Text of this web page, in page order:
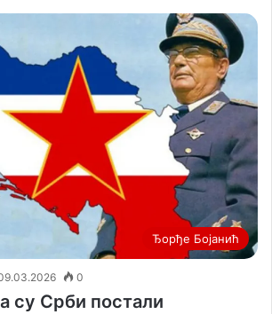
Ђорђе Бојанић
0
су Срби постали